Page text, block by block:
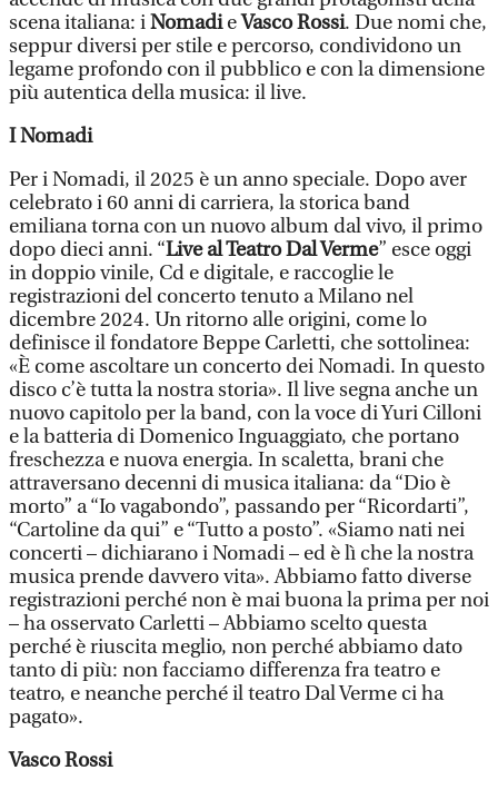
scena italiana: iNomadieVasco Rossi. Due nomi che,
seppur diversi per stile e percorso, condividono un
legame profondo con il pubblico e con la dimensione
più autentica della musica: il live.
I Nomadi
Per i Nomadi, il 2025 è un anno speciale. Dopo aver
celebrato i 60 anni di carriera, la storica band
emiliana torna con un nuovo album dal vivo, il primo
dopo dieci anni. “Live al Teatro Dal Verme” esce oggi
in doppio vinile, Cd e digitale, e raccoglie le
registrazioni del concerto tenuto a Milano nel
dicembre 2024. Un ritorno alle origini, come lo
definisce il fondatore Beppe Carletti, che sottolinea:
«È come ascoltare un concerto dei Nomadi. In questo
disco c’è tutta la nostra storia». Il live segna anche un
nuovo capitolo per la band, con la voce di Yuri Cilloni
e la batteria di Domenico Inguaggiato, che portano
freschezza e nuova energia. In scaletta, brani che
attraversano decenni di musica italiana: da “Dio è
morto” a “Io vagabondo”, passando per “Ricordarti”,
“Cartoline da qui” e “Tutto a posto”. «Siamo nati nei
concerti – dichiarano i Nomadi – ed è lì che la nostra
musica prende davvero vita». Abbiamo fatto diverse
registrazioni perché non è mai buona la prima per noi
– ha osservato Carletti – Abbiamo scelto questa
perché è riuscita meglio, non perché abbiamo dato
tanto di più: non facciamo differenza fra teatro e
teatro, e neanche perché il teatro Dal Verme ci ha
pagato».
Vasco Rossi